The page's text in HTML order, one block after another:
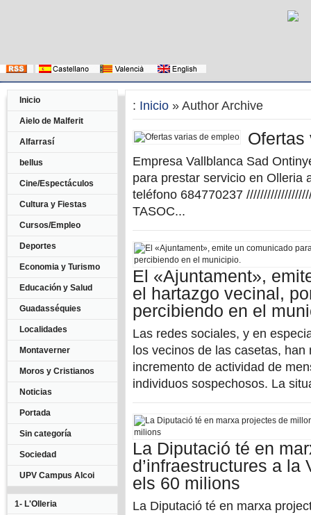
Inicio
Aielo de Malferit
Alfarrasí
bellus
Cine/Espectáculos
Cultura y Fiestas
Cursos/Empleo
Deportes
Economia y Turismo
Educación y Salud
Guadasséquies
Localidades
Montaverner
Moros y Cristianos
Noticias
Portada
Sin categoría
Sociedad
UPV Campus Alcoi
1- L'Olleria
: Inicio » Author Archive
Ofertas
Empresa Vallblanca Sad
para prestar servicio en Olleria
teléfono 684770237
TASOC...
El «Ajuntament»,
el hartazgo vecinal,
percibiendo en el
Las redes sociales, y en
los vecinos de las casetas,
incremento de actividad de
individuos sospechosos. La
La Diputació té en
d’infraestructures a la
els 60 milions
La Diputació té en marxa